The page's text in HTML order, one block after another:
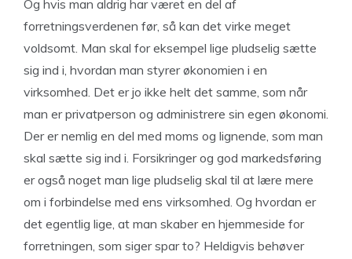
Og hvis man aldrig har været en del af
forretningsverdenen før, så kan det virke meget
voldsomt. Man skal for eksempel lige pludselig sætte
sig ind i, hvordan man styrer økonomien i en
virksomhed. Det er jo ikke helt det samme, som når
man er privatperson og administrere sin egen økonomi.
Der er nemlig en del med moms og lignende, som man
skal sætte sig ind i. Forsikringer og god markedsføring
er også noget man lige pludselig skal til at lære mere
om i forbindelse med ens virksomhed. Og hvordan er
det egentlig lige, at man skaber en hjemmeside for
forretningen, som siger spar to? Heldigvis behøver